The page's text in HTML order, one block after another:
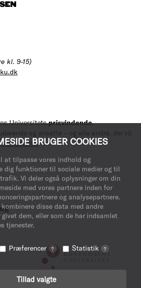
BRUGER COOKIES
at tilpasse vores indhold og
dig funktioner til sociale medier og til
Vi deler også oplysninger om din
med vores partnere inden for
og analysepartnere.
disse data med andre
dem, eller som de har indsamlet
tjenester.
Præferencer ? Statistik ?
Tillad valgte
kl. 9-15)
Universitetsprisvindende,
og ansatte – og alle andre, der vil
avisen her.